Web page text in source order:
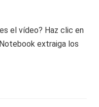
el vídeo? Haz clic en
extraiga los